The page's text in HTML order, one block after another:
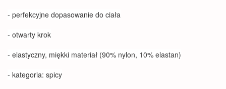
- perfekcyjne dopasowanie do ciała
- otwarty krok
- elastyczny, miękki materiał (90% nylon, 10% elastan)
- kategoria: spicy